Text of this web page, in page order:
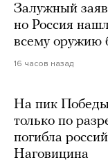
Залужный
но Россия
всему оружию
16 часов назад
На пик Победы
только по
погибла
Наговицина